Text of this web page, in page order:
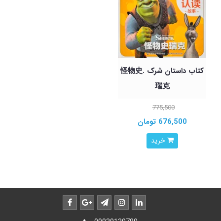
کتاب داستان شرک .怪物史
瑞克
775,500
676,500 تومان
خرید